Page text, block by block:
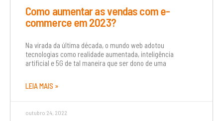
Como aumentar as vendas com e-
commerce em 2023?
Na virada da última década, o mundo web adotou
tecnologias como realidade aumentada, inteligência
artificial e 5G de tal maneira que ser dono de uma
LEIA MAIS »
outubro 24, 2022